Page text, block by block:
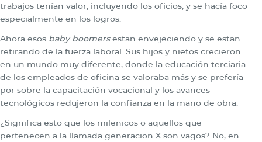
trabajos tenían valor, incluyendo los oficios, y se hacía foco
especialmente en los logros.
Ahora esos baby boomersestán envejeciendo y se están
retirando de la fuerza laboral. Sus hijos y nietos crecieron
en un mundo muy diferente, donde la educación terciaria
de los empleados de oficina se valoraba más y se prefería
por sobre la capacitación vocacional y los avances
tecnológicos redujeron la confianza en la mano de obra.
¿Significa esto que los milénicos o aquellos que
pertenecen a la llamada generación X son vagos? No, en